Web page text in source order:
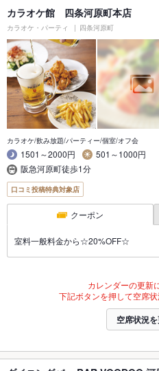
カラオケ館 四条河原町本店
カラオケ・パーティ 四条河原町
カラオケ/飲み放題/パーティー/個室/オフ会
1501～2000円
501～1000円
阪急河原町徒歩1分
口コミ投稿特典対象店
クーポン
室料一般料金から☆20%OFF☆
カレンダーの更新
下記ボタンを押して空席状
空席状況